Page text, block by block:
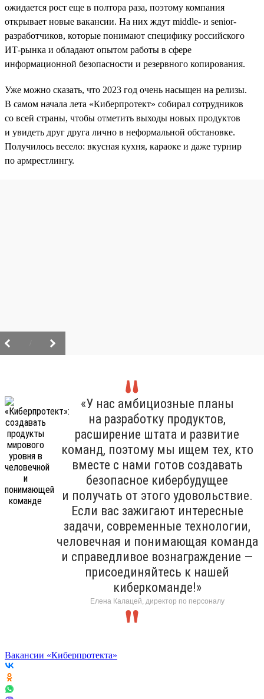
ожидается рост еще в полтора раза, поэтому компания
открывает новые вакансии. На них ждут middle- и senior-
разработчиков, которые понимают специфику российского
ИТ-рынка и обладают опытом работы в сфере
информационной безопасности и резервного копирования.
Уже можно сказать, что 2023 год очень насыщен на релизы.
В самом начала лета «Киберпротект» собирал сотрудников
со всей страны, чтобы отметить выходы новых продуктов
и увидеть друг друга лично в неформальной обстановке.
Получилось весело: вкусная кухня, караоке и даже турнир
по армрестлингу.
«У нас амбициозные планы
на разработку продуктов,
расширение штата и развитие
команд, поэтому мы ищем тех, кто
вместе с нами готов создавать
безопасное кибербудущее
и получать от этого удовольствие.
Если вас зажигают интересные
задачи, современные технологии,
человечная и понимающая команда
и справедливое вознаграждение —
присоединяйтесь к нашей
киберкоманде!»
Елена Калацей, директор по персоналу
Вакансии «Киберпротекта»